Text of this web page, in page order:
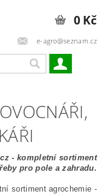
e-agro@seznam.cz
0 Kč
- kompletní sortiment
pro pole a zahradu.
sortiment agrochemie -